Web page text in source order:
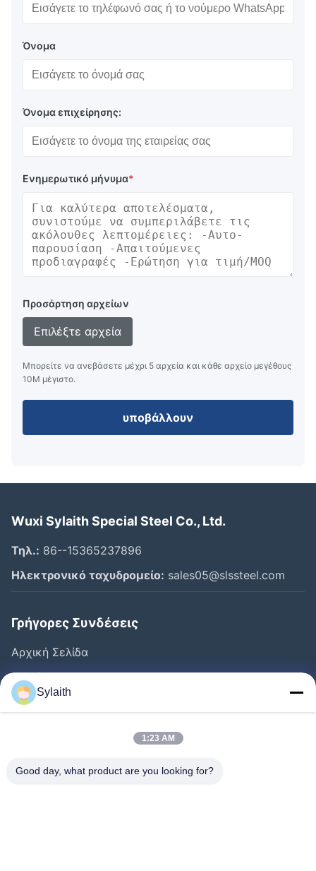
Όνομα
Όνομα επιχείρησης:
Ενημερωτικό μήνυμα*
Προσάρτηση αρχείων
Επιλέξτε αρχεία
Μπορείτε να ανεβάσετε μέχρι 5 αρχεία και κάθε αρχείο μεγέθους
10M μέγιστο.
υποβάλλουν
Wuxi Sylaith Special Steel Co., Ltd.
Τηλ.: 86--15365237896
Ηλεκτρονικό ταχυδρομείο: sales05@slssteel.com
Γρήγορες Συνδέσεις
Αρχική Σελίδα
Προϊόντα
Βίντεο
Ποιοτικός Έλεγχος
Sylaith
1:23 AM
Good day, what product are you looking for?